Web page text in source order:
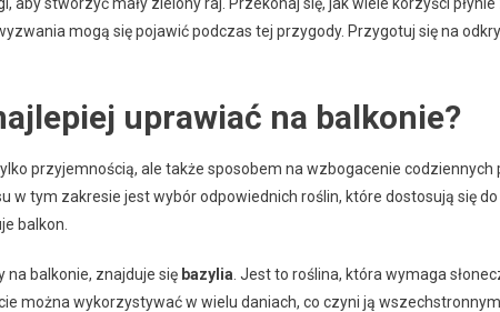
mogą się pojawić podczas tej przygody. Przygotuj się na
uprawiać na balkonie?
przyjemnością, ale także sposobem na wzbogacenie codziennych
w tym zakresie jest wybór odpowiednich roślin, które dostosują się do
balkon.
na balkonie, znajduje się bazylia . Jest to roślina, która wymaga
można wykorzystywać w wielu daniach, co czyni ją wszechstronnym